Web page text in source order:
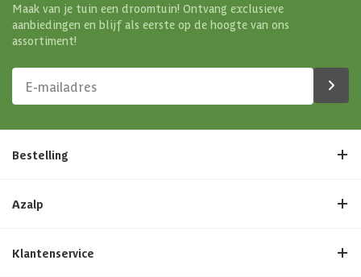
Maak van je tuin een droomtuin! Ontvang exclusieve
aanbiedingen en blijf als eerste op de hoogte van ons
assortiment!
Bestelling
Azalp
Klantenservice